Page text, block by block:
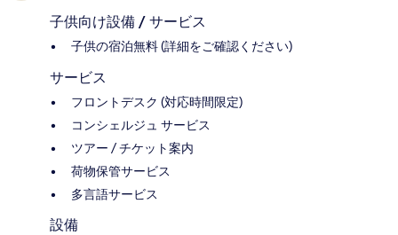
子供向け設備 / サービス
子供の宿泊無料 (詳細をご確認ください)
サービス
フロントデスク (対応時間限定)
コンシェルジュ サービス
ツアー / チケット案内
荷物保管サービス
多言語サービス
設備